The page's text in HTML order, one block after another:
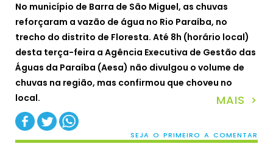
No município de Barra de São Miguel, as chuvas
reforçaram a vazão de água no Rio Paraíba, no
trecho do distrito de Floresta. Até 8h (horário local)
desta terça-feira a Agência Executiva de Gestão das
Águas da Paraíba (Aesa) não divulgou o volume de
chuvas na região, mas confirmou que choveu no
local.
MAIS >
SEJA O PRIMEIRO A COMENTAR